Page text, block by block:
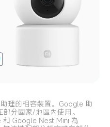
理的相容裝置。Google 助
分國家/地區內使用。
Google Nest Mini 為